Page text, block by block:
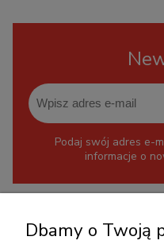
Podaj swój adres e-
informacje o
Dbamy o Twoją